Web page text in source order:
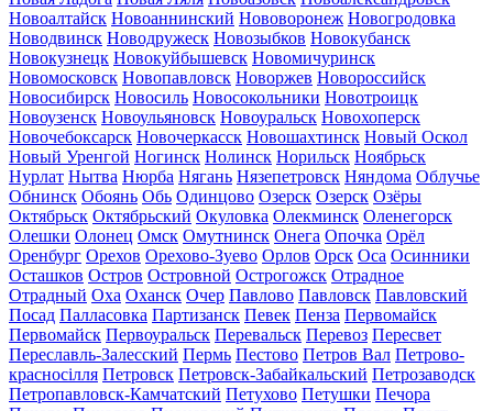
Новоалтайск Новоаннинский Нововоронеж Новогродовка
Новодвинск Новодружеск Новозыбков Новокубанск
Новокузнецк Новокуйбышевск Новомичуринск
Новомосковск Новопавловск Новоржев Новороссийск
Новосибирск Новосиль Новосокольники Новотроицк
Новоузенск Новоульяновск Новоуральск Новохоперск
Новочебоксарск Новочеркасск Новошахтинск Новый Оскол
Новый Уренгой Ногинск Нолинск Норильск Ноябрьск
Нурлат Нытва Нюрба Нягань Нязепетровск Няндома Облучье
Обнинск Обоянь Обь Одинцово Озерск Озерск Озёры
Октябрьск Октябрьский Окуловка Олекминск Оленегорск
Олешки Олонец Омск Омутнинск Онега Опочка Орёл
Оренбург Орехов Орехово-Зуево Орлов Орск Оса Осинники
Осташков Остров Островной Острогожск Отрадное
Отрадный Оха Оханск Очер Павлово Павловск Павловский
Посад Палласовка Партизанск Певек Пенза Первомайск
Первомайск Первоуральск Перевальск Перевоз Пересвет
Переславль-Залесский Пермь Пестово Петров Вал Петрово-
красносілля Петровск Петровск-Забайкальский Петрозаводск
Петропавловск-Камчатский Петухово Петушки Печора